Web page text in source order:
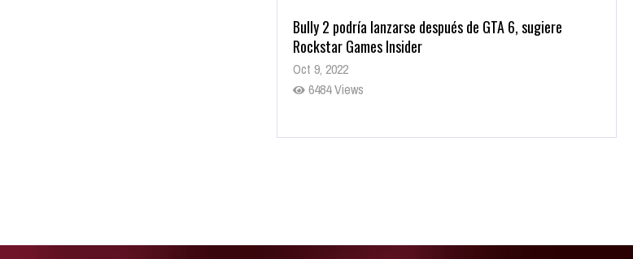
Bully 2 podría lanzarse después de GTA 6, sugiere
Rockstar Games Insider
Oct 9, 2022
6484 Views
Rumor: Se filtran los primeros detalles de Resident Evil